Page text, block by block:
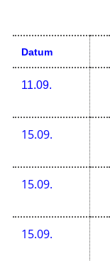
Datum
11.09.
15.09.
15.09.
15.09.